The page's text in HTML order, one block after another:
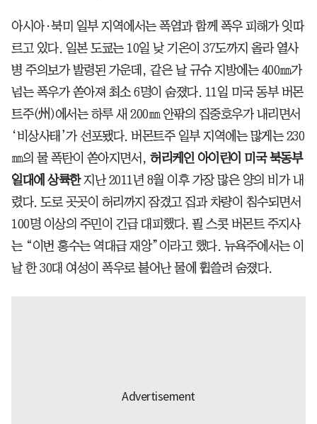
아시아·북미 일부 지역에서는 폭염과 함께 폭우 피해가 잇따
르고 있다. 일본 도쿄는 10일 낮 기온이 37도까지 올라 열사
병 주의보가 발령된 가운데, 같은 날 규슈 지방에는 400㎜가
넘는 폭우가 쏟아져 최소 6명이 숨졌다. 11일 미국 동부 버몬
트주(州)에서는 하루 새 200㎜ 안팎의 집중호우가 내리면서
‘비상사태’가 선포됐다. 버몬트주 일부 지역에는 많게는 230
㎜의 물 폭탄이 쏟아지면서, 허리케인 아이린이 미국 북동부
일대에 상륙한지난 2011년 8월 이후 가장 많은 양의 비가 내
렸다. 도로 곳곳이 허리까지 잠겼고 집과 차량이 침수되면서
100명 이상의 주민이 긴급 대피했다. 필 스콧 버몬트 주지사
는 “이번 홍수는 역대급 재앙”이라고 했다. 뉴욕주에서는 이
날 한 30대 여성이 폭우로 불어난 물에 휩쓸려 숨졌다.